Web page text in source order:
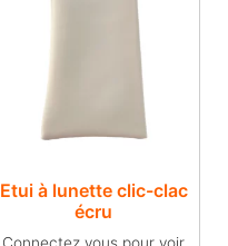
Etui à lunette clic-clac
écru